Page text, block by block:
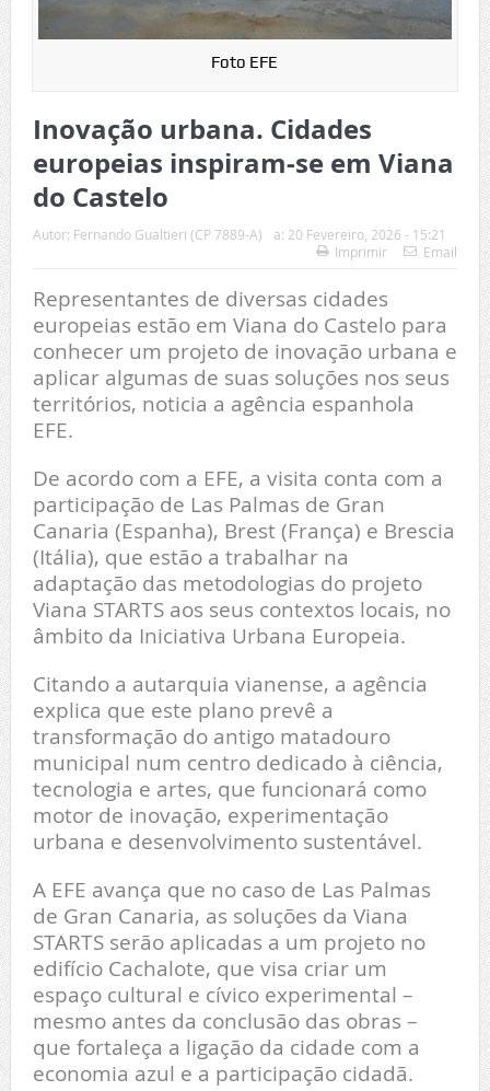
Foto EFE
Inovação urbana. Cidades
europeias inspiram-se em Viana
do Castelo
Autor: Fernando Gualtieri (CP 7889-A) a: 20 Fevereiro, 2026 - 15:21
Imprimir
Email
Representantes de diversas cidades
europeias estão em Viana do Castelo para
conhecer um projeto de inovação urbana e
aplicar algumas de suas soluções nos seus
territórios, noticia a agência espanhola
EFE.
De acordo com a EFE, a visita conta com a
participação de Las Palmas de Gran
Canaria (Espanha), Brest (França) e Brescia
(Itália), que estão a trabalhar na
adaptação das metodologias do projeto
Viana STARTS aos seus contextos locais, no
âmbito da Iniciativa Urbana Europeia.
Citando a autarquia vianense, a agência
explica que este plano prevê a
transformação do antigo matadouro
municipal num centro dedicado à ciência,
tecnologia e artes, que funcionará como
motor de inovação, experimentação
urbana e desenvolvimento sustentável.
A EFE avança que no caso de Las Palmas
de Gran Canaria, as soluções da Viana
STARTS serão aplicadas a um projeto no
edifício Cachalote, que visa criar um
espaço cultural e cívico experimental –
mesmo antes da conclusão das obras –
que fortaleça a ligação da cidade com a
economia azul e a participação cidadã.